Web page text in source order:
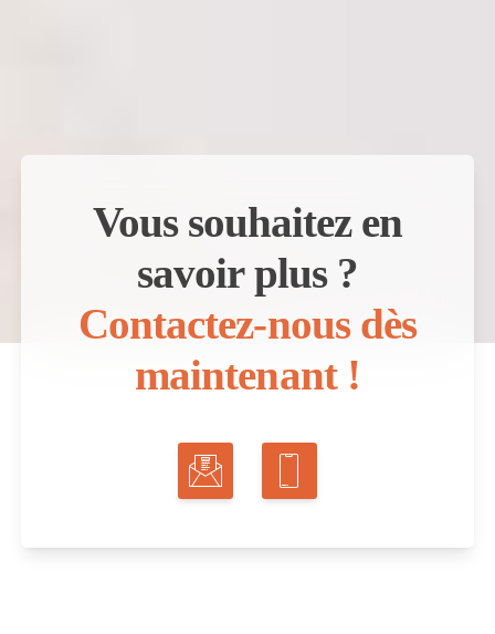
Vous souhaitez en
savoir plus ?
Contactez-nous dès
maintenant !